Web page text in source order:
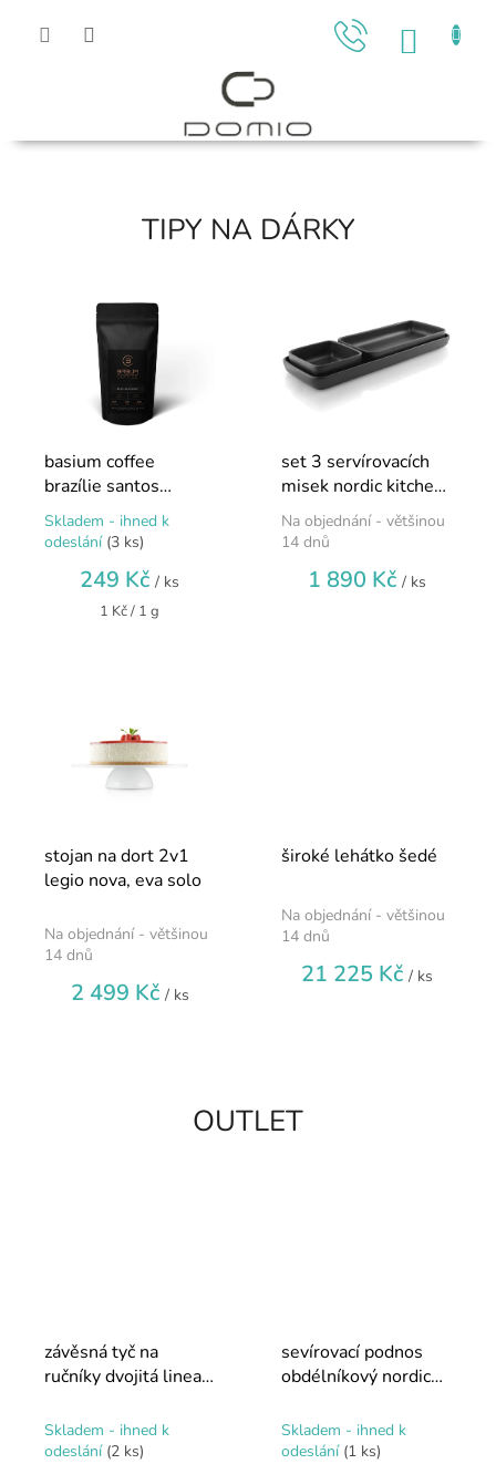
TIPY NA DÁRKY
basium coffee
brazílie santos
zrnková 250g
čerstvě pražená
Průměrné
hodnocení
produktu
Skladem - ihned k
odeslání (3 ks)
249 Kč / ks
Měrná
1 Kč / 1 g
set 3 servírovacích
misek nordic kitchen
černý
Průměrné
produktu
Na objednání - většinou
14 dnů
1 890 Kč / ks
stojan na dort 2v1
legio nova, eva solo
Na objednání - většinou
14 dnů
2 499 Kč / ks
široké lehátko šedé
Průměrné
produktu
Na objednání - většinou
14 dnů
21 225 Kč / ks
OUTLET
závěsná tyč na
ručníky dvojitá linea
Skladem - ihned k
odeslání (2 ks)
sevírovací podnos
obdélníkový nordic
Skladem - ihned k
odeslání (1 ks)